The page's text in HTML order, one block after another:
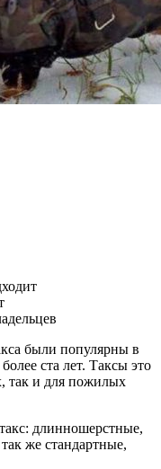
были популярны в
ста лет. Таксы это
так и для пожилых
длинношерстные,
же стандартные,